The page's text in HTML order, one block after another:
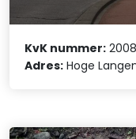
KvK nummer:
Adres: Hoge